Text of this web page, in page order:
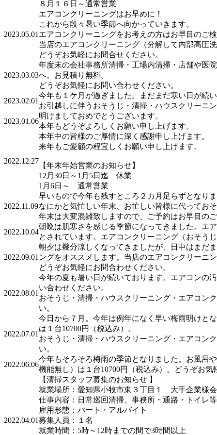
８月１６日～通常営業
2023.05.01
エアコンクリーニングはお早めに！
これから段々暑い季節へ向かっていきます。
エアコンクリーニングをお考えの方はお早目のご
当店のエアコンクリーニング（分解して内部高圧
どうぞお気軽にお問合せください。
2023.03.03
年度末の会社事務所清掃・工場内清掃・店舗や医
へ。お見積り無料。
どうぞお気軽にお問い合わせください。
2023.02.01
今年も１ケ月が過ぎました。まだまだ寒い日が続
お引越しに伴うおそうじ・清掃・ハウスクリーニ
2023.01.06
明けましておめでとうございます。
本年もどうぞよろしくお願い申し上げます。
2022.12.27
本年中の皆様のご厚情に深く感謝申し上げます。
来年もご愛顧の程宜しくお願い申し上げます。
【年末年始営業のお知らせ】
12月30日～1月5日迄 休業
1月6日～ 通常営業
2022.11.09
早いもので今年も残すところ２カ月足らずとなり
なにかと気忙しい年末、お忙しい皆様に代ってお
年末は大変混雑致しますので、ご予約はお早目の
2022.10.04
朝晩は肌寒さを感じる季節になってきました。エ
とされています。エアコンクリーニング（おそう
2022.09.01
朝夕は幾分涼しくなってきましたが、日中はまだ
ングをオススメします。当店のエアコンクリーニ
どうぞお気軽にお問合わせください。
2022.08.01
今年の夏も暑い日が続いております。エアコンの
い合わせください。
おそうじ・清掃・ハウスクリーニング・エアコン
い。
2022.07.01
今日から７月。今年は例年になく早い梅雨明けと
は１台10700円（税込み）。
おそうじ・清掃・ハウスクリーニング・エアコン
い。
2022.06.06
今年もそろそろ梅雨の季節となりました。お風呂
機能無し）は１台10700円（税込み）。どうぞお
2022.04.01
【清掃スタッフ募集のお知らせ 】
就業場所：愛知県小牧市東３丁目１ 大手企業様
仕事内容：日常巡回清掃。事務所・通路・トイレ
雇用形態：パート・アルバイト
募集人員：１名
就業時間：5時～12時までの間で3時間以上